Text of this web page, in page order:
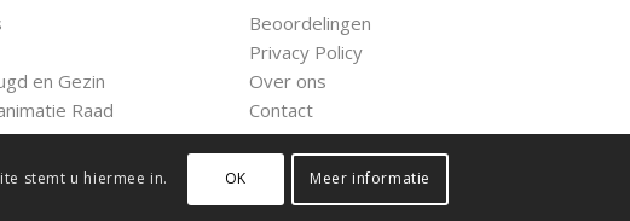
en Gezin
Raad
Beoordelingen
Privacy Policy
Over ons
Contact
stemt u hiermee in. OK Meer informatie